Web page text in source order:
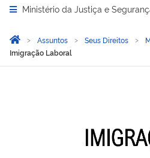
Abrir menu principal de
Ministério da Justiça e
Você está aqui:
Página Inicial
Assuntos Seus Direitos
Imigração Laboral